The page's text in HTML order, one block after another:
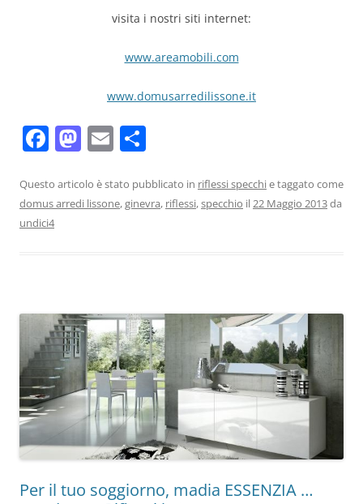
visita i nostri siti internet:
www.areamobili.com
www.domusarredilissone.it
F
c
e
k
M
st
o
E
ai
l
n
di
Questo articolo è stato pubblicato in riflessi specchie taggato come
domus arredi lissone,ginevra, riflessi,specchio il22 Maggio 2013da
undici4
Per il tuo soggiorno, madia ESSENZIA …